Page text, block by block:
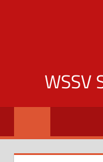
WSSV
offizielle
WSSV